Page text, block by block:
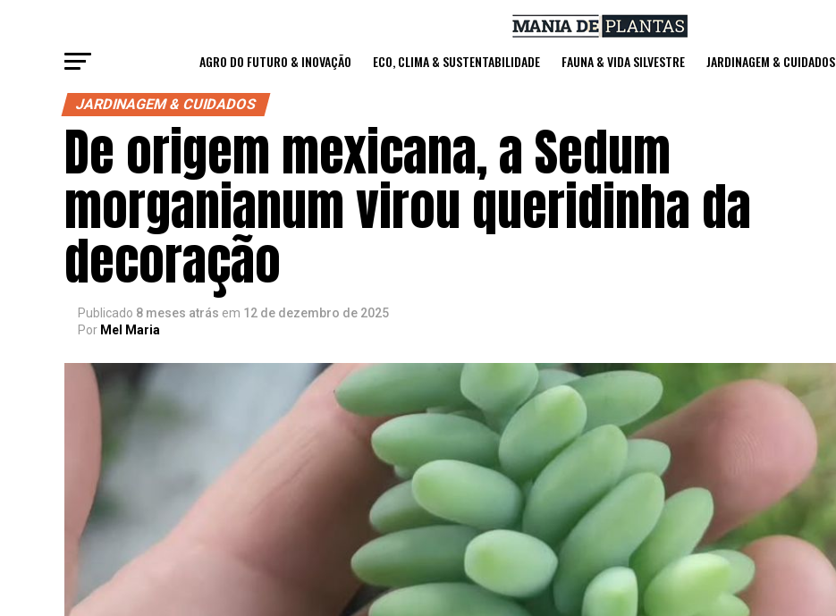
AGRO DO FUTURO & INOVAÇÃO ECO, CLIMA & SUSTENTABILIDADE FAUNA & VIDA SILVESTRE JARDINAGEM & CUIDADOS
JARDINAGEM & CUIDADOS
De origem mexicana, a Sedum
morganianum virou queridinha da
decoração
Publicado 8 meses atrás em 12 de dezembro de 2025
Por Mel Maria